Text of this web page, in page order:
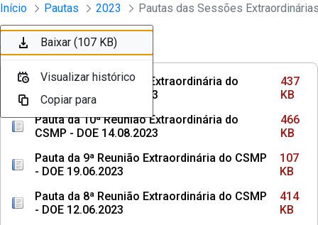
Pular para o Conteúdo principal
Sessões e Reuniões - Documentos
Início Pautas 2023
Ordenar Filtro
Pauta da 11ª Reunião Extraordinária do
CSMP - DOE 17.10.2023
437
KB
Pauta da 10ª Reunião Extraordinária do
CSMP - DOE 14.08.2023
466
KB
Pauta da 9ª Reunião Extraordinária do CSMP
- DOE 19.06.2023
107
KB
Pauta da 8ª Reunião Extraordinária do CSMP
- DOE 12.06.2023
414
KB
Baixar (437 KB)
Visualizar histórico
Copiar para
Baixar (466 KB)
Visualizar histórico
Copiar para
Baixar (107 KB)
Visualizar histórico
Copiar para
Baixar (414 KB)
Visualizar histórico
Copiar para
Baixar (107 KB)
Visualizar histórico
Copiar para
Baixar (107 KB)
Visualizar histórico
Copiar para